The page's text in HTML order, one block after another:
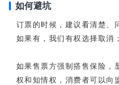
如何避坑
订票的时候，建议看清楚、
如果有，我们有权选择取消；
如果售票方强制搭售保险，
权和知情权，消费者可以向